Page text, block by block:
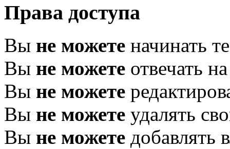
Права доступа
Вы не можете начинать
Вы не можете отвечать
Вы не можете
Вы не можете удалять
Вы не можете добавлять